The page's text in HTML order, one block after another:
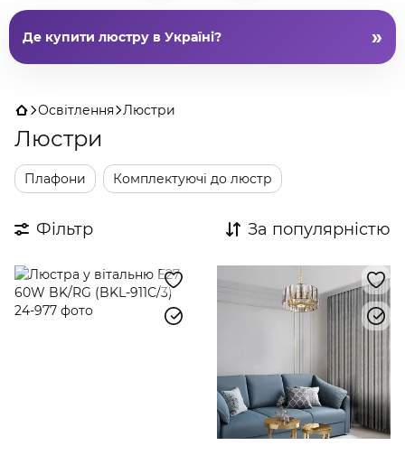
Де купити люстру в Україні? »
моделейвід перевірених виробників: LED стельові,
підвісні, кришталеві класичні, сучасний мінімалізм,
Smart і лофт. Ціни - від 5 грн (плафони, деталі) до кількох
тисяч. Знайдіть люстри в спальню,на кухню
дитячу. Замовлення онлайн або в одному з
Освітлення Люстри
Люстри
Плафони Комплектуючі до люстр
Фільтр За популярністю